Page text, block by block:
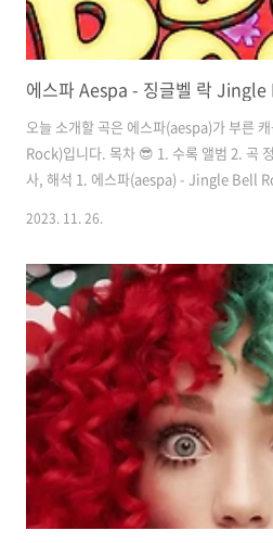
오늘 소개할 곡은 에스파(aespa)가 부른
Rock)입니다. 목차 😎 1. 수록 앨범 2. 곡
사, 해석 1. 에스파(aespa) - Jingle Bell
Jingle Bell Rock은 어떤 곡?
bell, jingle bell rock 🔔
2023. 11. 26.